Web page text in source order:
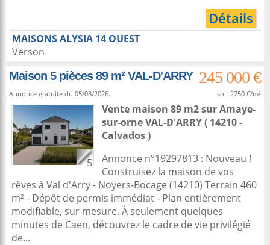
Détails
MAISONS ALYSIA 14 OUEST
Verson
Maison 5 pièces 89 m² VAL-D'ARRY 245 000 €
Annonce gratuite du 05/08/2026. soit 2750 €/m²
5
Vente maison 89 m2surAmaye-
sur-orneVAL-D'ARRY ( 14210 -
Calvados )
Annonce n°19297813 : Nouveau !
Construisez la maison de vos
rêves à Val d'Arry - Noyers-Bocage (14210) Terrain 460
m² - Dépôt de permis immédiat - Plan entièrement
modifiable, sur mesure. À seulement quelques
minutes de Caen, découvrez le cadre de vie privilégié
de...